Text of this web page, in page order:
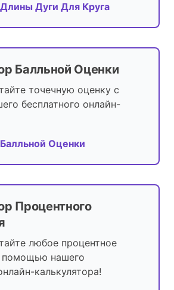
Дуги Для Круга
Балльной Оценки
точечную оценку с
бесплатного онлайн-
Оценки
Процентного
любое процентное
помощью нашего
калькулятора!